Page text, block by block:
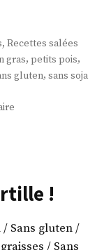
, Recettes salées
gras, petits pois,
gluten, sans soja
de
terre
aux
radis
!
/ Sans gluten /